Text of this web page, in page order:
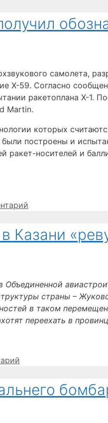
самолета,
X-59. Согласно
ракетоплана X-1.
Martin.
которых
построены и
ракет-носителей и
Казани
Объединенной
страны –
в таком
переехать в